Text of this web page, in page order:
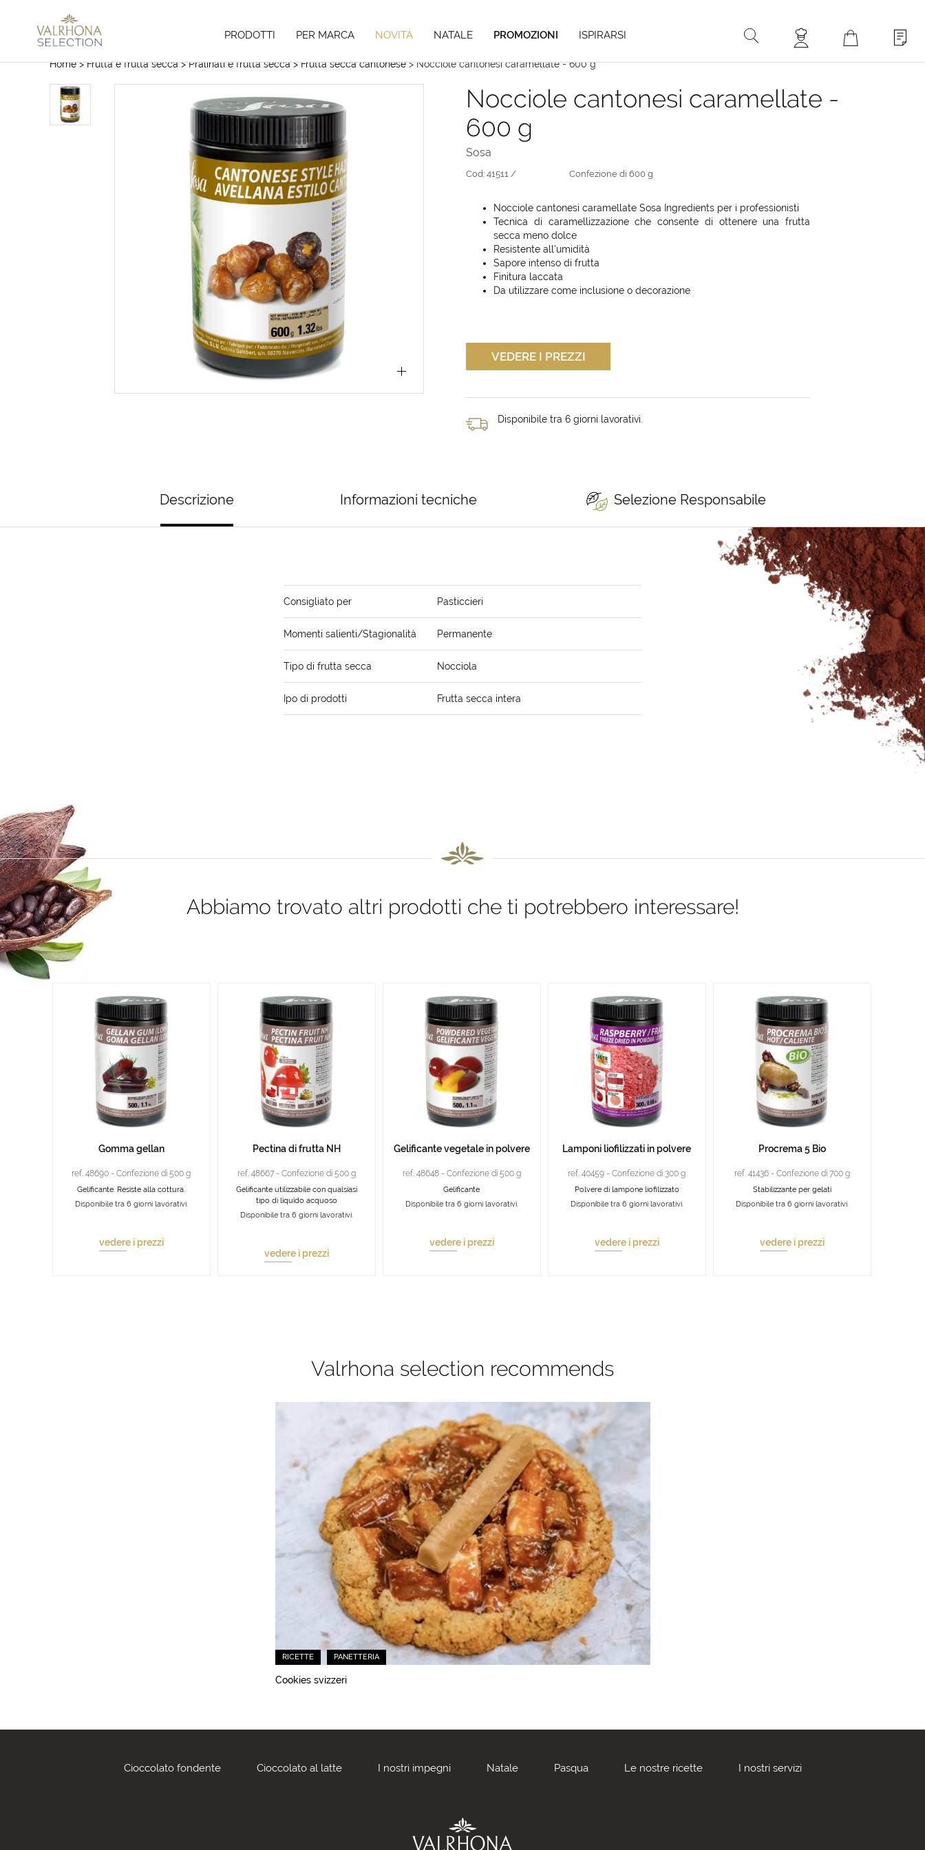
PRODOTTI PER MARCA NOVITÀ NATALE PROMOZIONI ISPIRARSI
Home> Frutta e frutta secca> Pralinati e frutta secca> Frutta secca cantonese> Nocciole cantonesi caramellate - 600 g
Nocciole cantonesi caramellate -
600 g
Sosa
Cod: 41511 / Confezione di 600 g
Nocciole cantonesi caramellate Sosa Ingredients per i professionisti
Tecnica di caramellizzazione che consente di ottenere una frutta
secca meno dolce
Resistente all'umidità
Sapore intenso di frutta
Finitura laccata
Da utilizzare come inclusione o decorazione
VEDERE I PREZZI
Disponibile tra 6 giorni lavorativi.
Descrizione Informazioni tecniche Selezione Responsabile
Consigliato per Pasticcieri
Momenti salienti/Stagionalità Permanente
Tipo di frutta secca Nocciola
Ipo di prodotti Frutta secca intera
Abbiamo trovato altri prodotti che ti potrebbero interessare!
Gomma gellan
ref. 48690 - Confezione di 500 g
Gelificante. Resiste alla cottura.
Disponibile tra 6 giorni lavorativi.
vedere i prezzi
Pectina di frutta NH
ref. 48667 - Confezione di 500 g
Gelificante utilizzabile con qualsiasi
tipo di liquido acquoso
Disponibile tra 6 giorni lavorativi.
vedere i prezzi
Gelificante vegetale in polvere
ref. 48648 - Confezione di 500 g
Gelificante
Disponibile tra 6 giorni lavorativi.
vedere i prezzi
Lamponi liofilizzati in polvere
ref. 40459 - Confezione di 300 g
Polvere di lampone liofilizzato
Disponibile tra 6 giorni lavorativi.
vedere i prezzi
Procrema 5 Bio
ref. 41436 - Confezione di 700 g
Stabilizzante per gelati
Disponibile tra 6 giorni lavorativi.
vedere i prezzi
Valrhona selection recommends
RICETTE PANETTERIA
Cookies svizzeri
Cioccolato fondente Cioccolato al latte I nostri impegni Natale Pasqua Le nostre ricette I nostri servizi